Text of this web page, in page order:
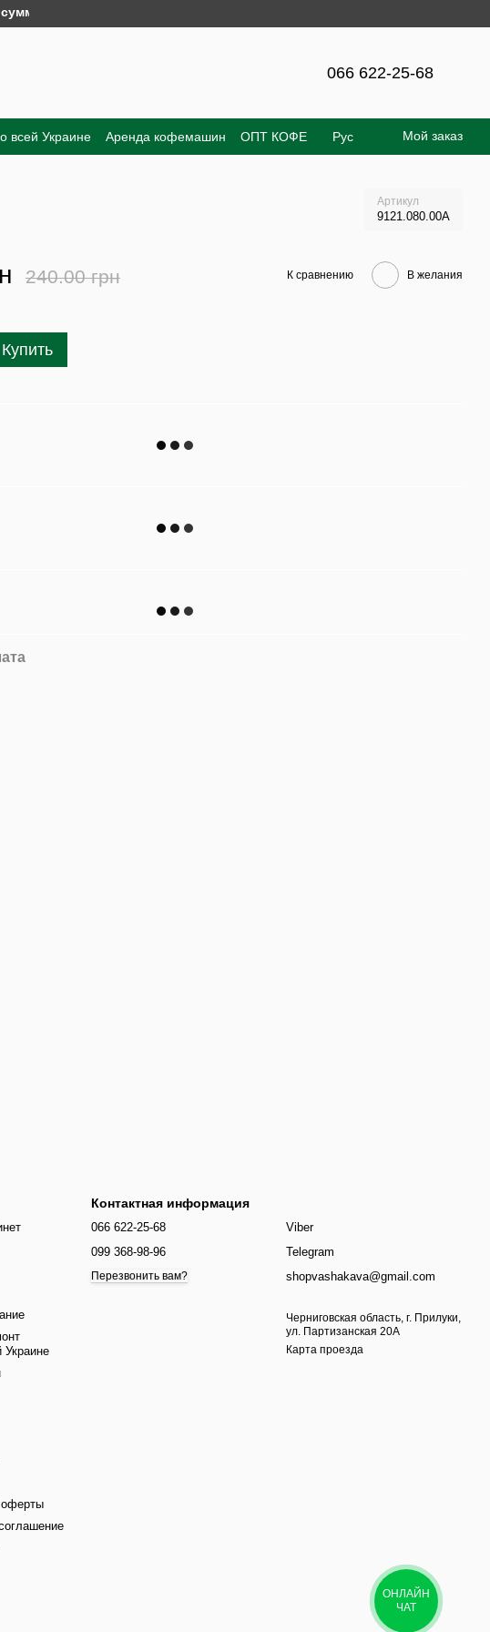
заказа на сайте – 300 грн!
066 622-25-68
всей Украине Аренда кофемашин
ОПТ КОФЕ
соглашение Отзывы о магазине
Рус Мой заказ
Артикул
9121.080.00А
240.00 грн К сравнению В желания
Купить
оферты
Контактная информация
066 622-25-68
099 368-98-96
Перезвонить вам?
Viber
Telegram
shopvashakava@gmail.com
Черниговская область, г. Прилуки,
ул. Партизанская 20А
Карта проезда
ОНЛАЙН
ЧАТ